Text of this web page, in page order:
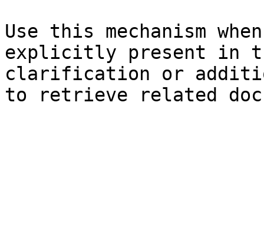
Use this mechanism
explicitly present in
clarification or